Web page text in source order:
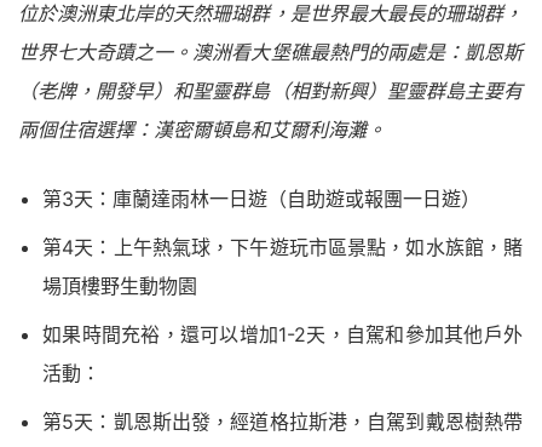
位於澳洲東北岸的天然珊瑚群，是世界最大最長的珊瑚群，
世界七大奇蹟之一。澳洲看大堡礁最熱門的兩處是：凱恩斯
（老牌，開發早）和聖靈群島（相對新興）聖靈群島主要有
兩個住宿選擇：漢密爾頓島和艾爾利海灘。
第3天：庫蘭達雨林一日遊（自助遊或報團一日遊）
第4天：上午熱氣球，下午遊玩市區景點，如水族館，賭
場頂樓野生動物園
如果時間充裕，還可以增加1-2天，自駕和參加其他戶外
活動：
第5天：凱恩斯出發，經道格拉斯港，自駕到戴恩樹熱帶